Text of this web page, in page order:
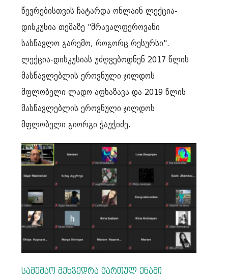
წევრებისთვის ჩატარდა ონლაინ ლექცია-
დისკუსია თემაზე "მრავალფეროვანი
სასწავლო გარემო, როგორც რესურსი".
ლექცია-დისკუსიას უძღვებოდნენ 2017 წლის
მასწავლებლის ეროვნული ჯილდოს
მფლობელი ლადო აფხაზავა და 2019 წლის
მასწავლებლის ეროვნული ჯილდოს
მფლობელი გიორგი ჭაუჭიძე.
სამუშაო შეხვედრა ქართულ ენაში